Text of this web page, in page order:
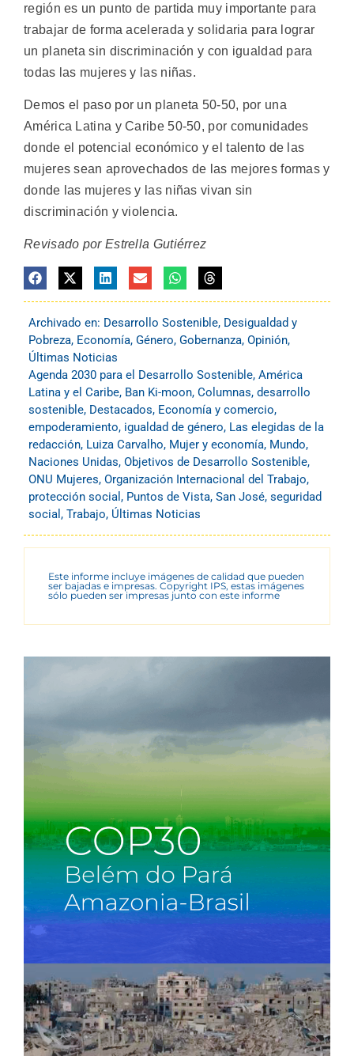
región es un punto de partida muy importante para
trabajar de forma acelerada y solidaria para lograr
un planeta sin discriminación y con igualdad para
todas las mujeres y las niñas.
Demos el paso por un planeta 50-50, por una
América Latina y Caribe 50-50, por comunidades
donde el potencial económico y el talento de las
mujeres sean aprovechados de las mejores formas y
donde las mujeres y las niñas vivan sin
discriminación y violencia.
Revisado por Estrella Gutiérrez
Archivado en: Desarrollo Sostenible, Desigualdad y
Pobreza, Economía, Género, Gobernanza, Opinión,
Últimas Noticias
Agenda 2030 para el Desarrollo Sostenible, América
Latina y el Caribe, Ban Ki-moon, Columnas, desarrollo
sostenible, Destacados, Economía y comercio,
empoderamiento, igualdad de género, Las elegidas de la
redacción, Luiza Carvalho, Mujer y economía, Mundo,
Naciones Unidas, Objetivos de Desarrollo Sostenible,
ONU Mujeres, Organización Internacional del Trabajo,
protección social , Puntos de Vista, San José, seguridad
social , Trabajo, Últimas Noticias
Este informe incluye imágenes de calidad que pueden
ser bajadas e impresas. Copyright IPS, estas imágenes
sólo pueden ser impresas junto con este informe